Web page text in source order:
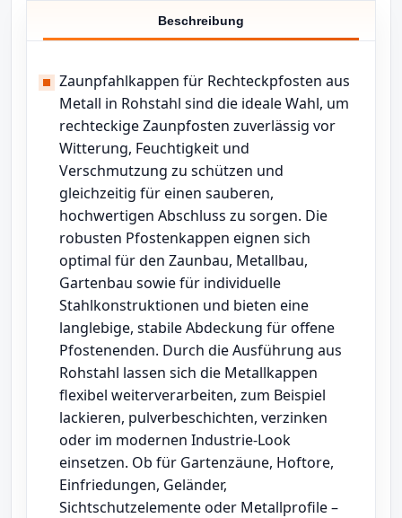
Beschreibung
Zaunpfahlkappen für Rechteckpfosten aus
Metall in Rohstahl sind die ideale Wahl, um
rechteckige Zaunpfosten zuverlässig vor
Witterung, Feuchtigkeit und
Verschmutzung zu schützen und
gleichzeitig für einen sauberen,
hochwertigen Abschluss zu sorgen. Die
robusten Pfostenkappen eignen sich
optimal für den Zaunbau, Metallbau,
Gartenbau sowie für individuelle
Stahlkonstruktionen und bieten eine
langlebige, stabile Abdeckung für offene
Pfostenenden. Durch die Ausführung aus
Rohstahl lassen sich die Metallkappen
flexibel weiterverarbeiten, zum Beispiel
lackieren, pulverbeschichten, verzinken
oder im modernen Industrie-Look
einsetzen. Ob für Gartenzäune, Hoftore,
Einfriedungen, Geländer,
Sichtschutzelemente oder Metallprofile –